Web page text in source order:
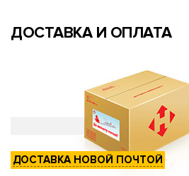
ДОСТАВКА И ОПЛАТА
ДОСТАВКА НОВОЙ ПОЧТОЙ